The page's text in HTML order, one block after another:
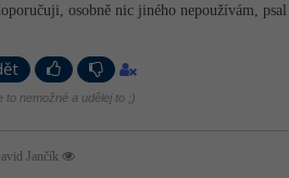
osobně nic jiného nepoužívám,
to nemožné a udělej to ;)
Jančík